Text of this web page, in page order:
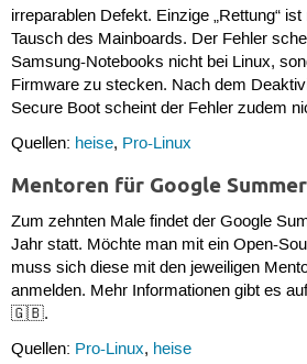
irreparablen Defekt. Einzige „Rettung“
Tausch des Mainboards. Der Fehler
Samsung-Notebooks nicht bei Linux,
Firmware zu stecken. Nach dem
Secure Boot scheint der Fehler zudem
Quellen: heise, Pro-Linux
Mentoren für Google
Zum zehnten Male findet der Google
Jahr statt. Möchte man mit ein Open-
muss sich diese mit den jeweiligen
anmelden. Mehr Informationen gibt es
🇬🇧.
Quellen: Pro-Linux, heise